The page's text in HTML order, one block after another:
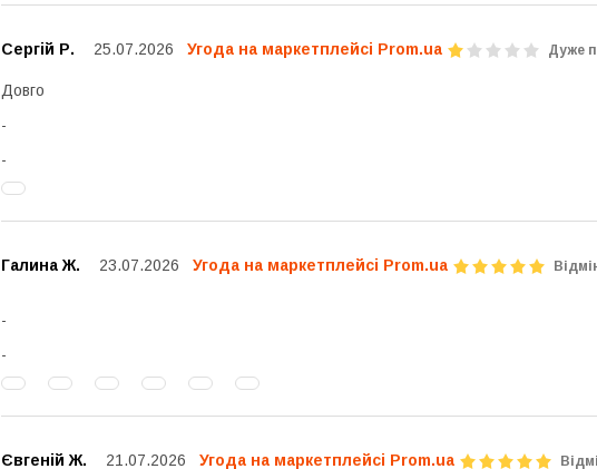
Сергій Р. 25.07.2026 Угода на маркетплейсі Prom.ua Дуже
Довго
Галина Ж. 23.07.2026 Угода на маркетплейсі Prom.ua
Євгеній Ж. 21.07.2026 Угода на маркетплейсі Prom.ua